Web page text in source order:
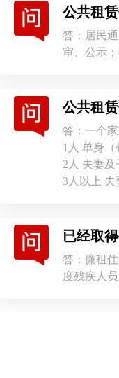
公共租
答：居民
审、公示
公共租
答：一个
1人 单身
2人 夫妻
3人以上 夫
已经取
答：廉租
度残疾人